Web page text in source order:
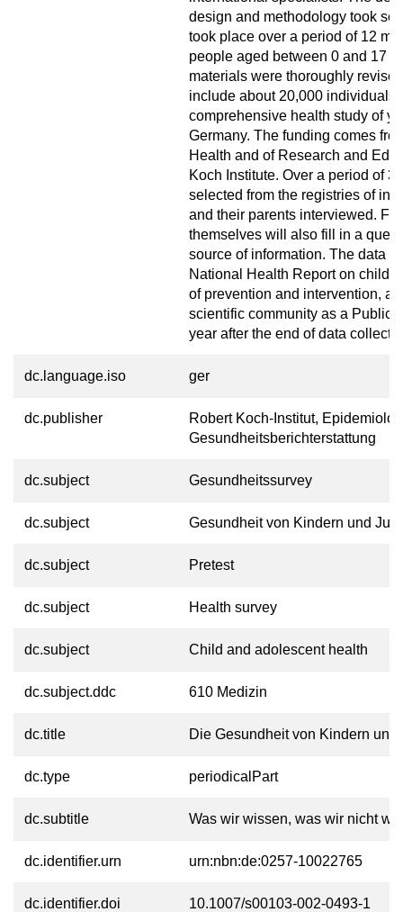
design and methodology took
took place over a period of 12
people aged between 0 and 17
materials were thoroughly
include about 20,000 individuals
comprehensive health study of
Germany. The funding comes
Health and of Research and
Koch Institute. Over a period of
selected from the registries of
and their parents interviewed.
themselves will also fill in a
source of information. The data
National Health Report on
of prevention and intervention,
scientific community as a Public
year after the end of data
dc.language.iso ger
dc.publisher
Robert Koch-Institut,
Gesundheitsberichterstattung
dc.subject Gesundheitssurvey
dc.subject Gesundheit von Kindern und
dc.subject Pretest
dc.subject Health survey
dc.subject Child and adolescent health
dc.subject.ddc 610 Medizin
dc.title Die Gesundheit von Kindern
dc.type periodicalPart
dc.subtitle Was wir wissen, was wir nicht
dc.identifier.urn urn:nbn:de:0257-10022765
dc.identifier.doi 10.1007/s00103-002-0493-1